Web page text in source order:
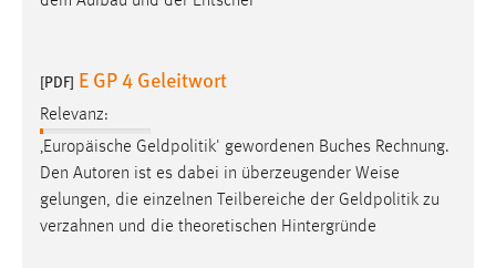
[PDF] E GP 4 Geleitwort
Relevanz:
‚Europäische Geldpolitik' gewordenen Buches Rechnung.
Den Autoren ist es dabei in überzeugender Weise
gelungen, die einzelnen Teilbereiche der Geldpolitik zu
verzahnen und die theoretischen Hintergründe